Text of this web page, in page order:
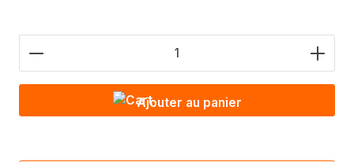
Nombre de produits : saisis la valeur souhaitée
Ajouter au panier